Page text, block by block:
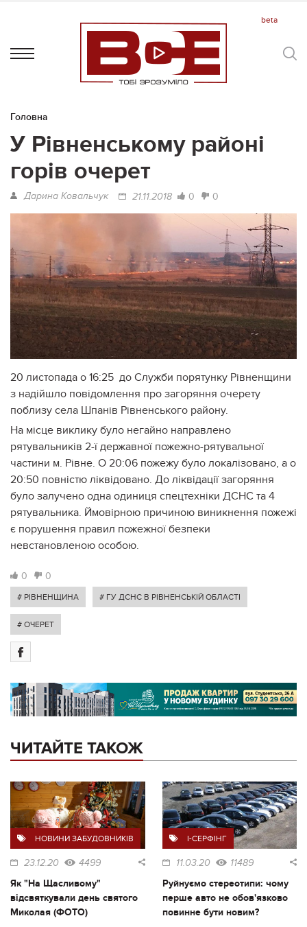
Головна
У Рівненському районі
горів очерет
Дарина Ковальчук 21.11.2018 0 0
20 листопада о 16:25 до Служби порятунку Рівненщини
з надійшло повідомлення про загоряння очерету
поблизу села Шпанів Рівненського району.
На місце виклику було негайно направлено
рятувальників 2-ї державної пожежно-рятувальної
частини м. Рівне. О 20:06 пожежу було локалізовано, а о
20:50 повністю ліквідовано. До ліквідації загоряння
було залучено одна одиниця спецтехніки ДСНС та 4
рятувальника. Ймовірною причиною виникнення пожежі
є порушення правил пожежної безпеки
невстановленою особою.
0 0
# РІВНЕНЩИНА # ГУ ДСНС В РІВНЕНСЬКІЙ ОБЛАСТІ
# ОЧЕРЕТ
ЧИТАЙТЕ ТАКОЖ
НОВИНИ ЗАБУДОВНИКІВ
23.12.20 4499
Як "На Щасливому"
відсвяткували день святого
Миколая (ФОТО)
I-СЕРФІНГ
11.03.20 11489
Руйнуємо стереотипи: чому
перше авто не обов'язково
повинне бути новим?